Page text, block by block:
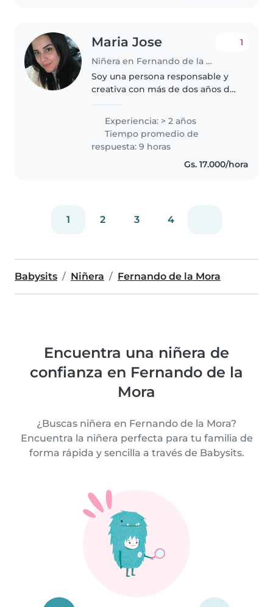
Maria Jose
Niñera en Fernando de la Mora
1
Soy una persona responsable y
creativa con más de dos años de
todas las edades. Me encanta
dibujar, hacer manualidades y
escuchar música. Estoy
acostumbrada..
Experiencia: > 2 años
Tiempo promedio de
respuesta: 9 horas
Gs. 17.000/hora
1 2 3 4
Babysits Niñera Fernando de la Mora
Encuentra una niñera de
confianza en Fernando de la
Mora
¿Buscas niñera en Fernando de la Mora?
Encuentra la niñera perfecta para tu familia de
forma rápida y sencilla a través de Babysits.